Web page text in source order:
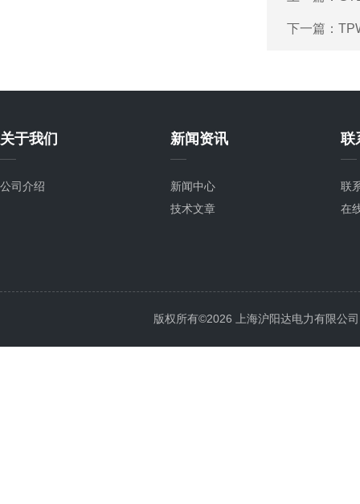
下一篇：
关于我们
公司介绍
新闻资讯
新闻中心
技术文章
联
联
在
版权所有©2026 上海沪阳达电力有限公